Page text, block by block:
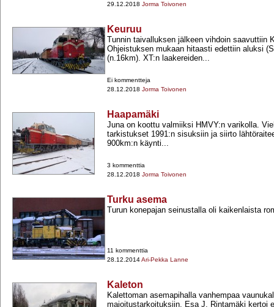
29.12.2018 Jorma Toivonen
Keuruu
Tunnin taivalluksen jälkeen vihdoin saavuttiin
Ohjeistuksen mukaan hitaasti edettiin aluksi
(n.16km). XT:n laakereiden...
Ei kommentteja
28.12.2018 Jorma Toivonen
Haapamäki
Juna on koottu valmiiksi HMVY:n varikolla.
tarkistukset 1991:n sisuksiin ja siirto
900km:n käynti...
3 kommenttia
28.12.2018 Jorma Toivonen
Turku asema
Turun konepajan seinustalla oli kaikenlaista
11 kommenttia
28.12.2014Ari-Pekka Lanne
Kaleton
Kalettoman asemapihalla vanhempaa
majoitustarkoituksiin. Esa J. Rintamäki kertoi